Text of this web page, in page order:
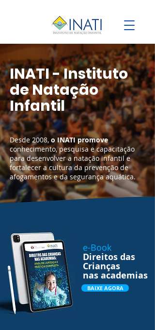
INATI - Instituto
de Natação
Infantil
Desde 2008, o INATI promove
conhecimento, pesquisa e capacitação
para desenvolver a natação infantil e
fortalecer a cultura da prevenção de
afogamentos e da segurança aquática.
e-Book
Direitos das
Crianças
nas academias
BAIXE AGORA